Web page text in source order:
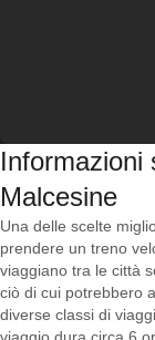
Informazioni
Malcesine
Una delle scelte
prendere un treno
viaggiano tra le città
ciò di cui potrebbero
diverse classi di